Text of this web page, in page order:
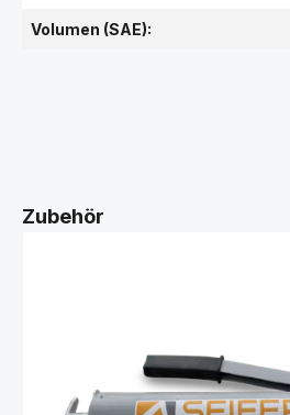
Volumen (SAE):
Zubehör